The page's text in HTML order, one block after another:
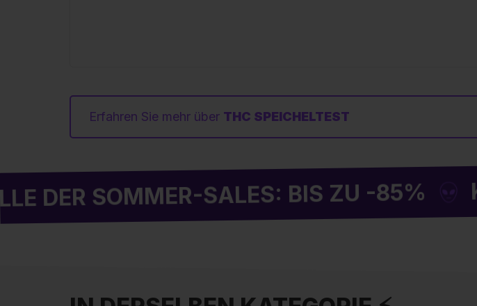
Erfahren Sie mehr über THC SPEICHELTEST
SOMMER-SALES: BIS ZU -85%